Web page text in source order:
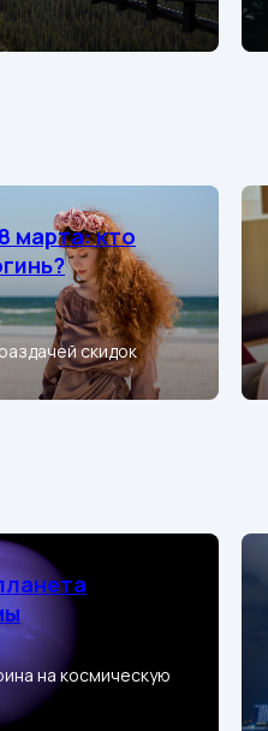
марта: кто
скидок
на космическую